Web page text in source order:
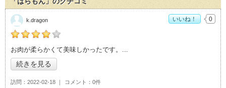
k.dragonの「ばらもん>」おすすめ度：
お肉が柔らかくて美味しかったです。
続きを見る
訪問 2022-02-18 コメント 0件
k.dragon いいね！ 0